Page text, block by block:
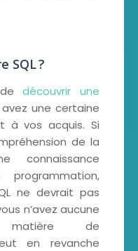
SQL ?
dedécouvrir une
une certaine
à vos acquis. Si
de la
connaissance
ne devrait pas
n’avez aucune
matière de
en revanche